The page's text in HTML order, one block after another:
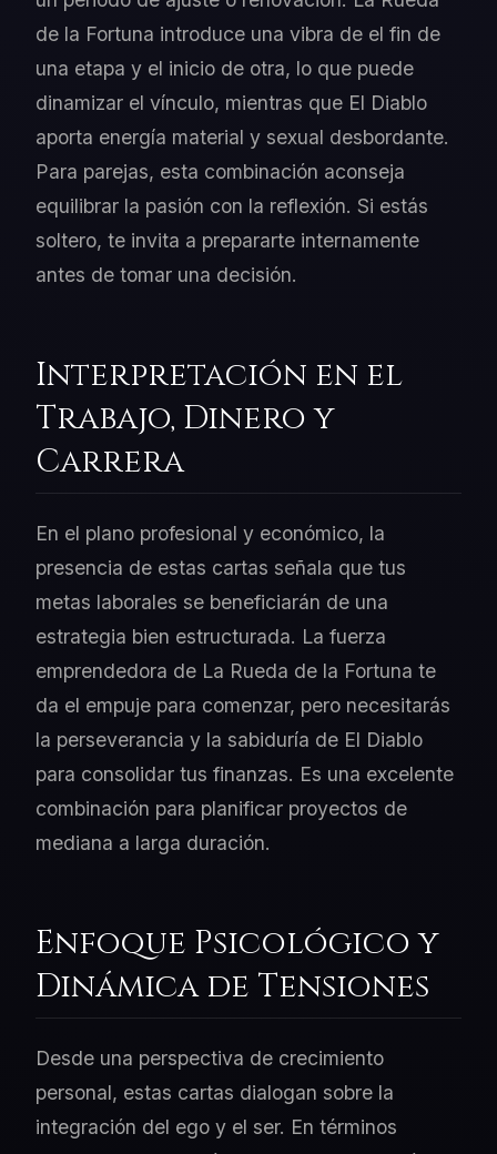
de la Fortuna introduce una vibra de el fin de
una etapa y el inicio de otra, lo que puede
dinamizar el vínculo, mientras que El Diablo
aporta energía material y sexual desbordante.
Para parejas, esta combinación aconseja
equilibrar la pasión con la reflexión. Si estás
soltero, te invita a prepararte internamente
antes de tomar una decisión.
Interpretación en el
Trabajo, Dinero y
Carrera
En el plano profesional y económico, la
presencia de estas cartas señala que tus
metas laborales se beneficiarán de una
estrategia bien estructurada. La fuerza
emprendedora de La Rueda de la Fortuna te
da el empuje para comenzar, pero necesitarás
la perseverancia y la sabiduría de El Diablo
para consolidar tus finanzas. Es una excelente
combinación para planificar proyectos de
mediana a larga duración.
Enfoque Psicológico y
Dinámica de Tensiones
Desde una perspectiva de crecimiento
personal, estas cartas dialogan sobre la
integración del ego y el ser. En términos